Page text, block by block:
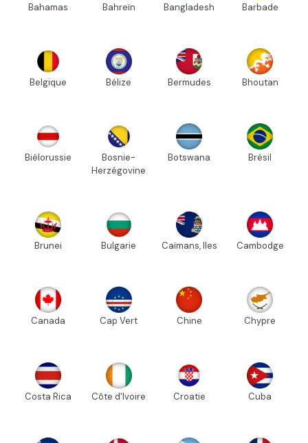
Bahamas Bahreïn Bangladesh Barbade
Belgique Bélize Bermudes Bhoutan
Biélorussie
Bosnie-
Herzégovine
Botswana Brésil
Brunei Bulgarie Caïmans, Iles Cambodge
Canada Cap Vert Chine Chypre
Costa Rica Côte d'Ivoire Croatie Cuba